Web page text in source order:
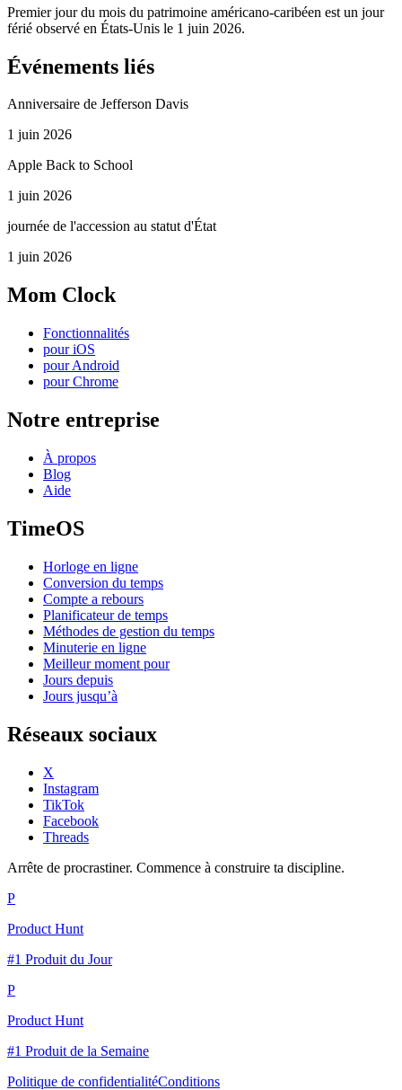
Premier jour du mois du patrimoine américano-caribéen est un jour
férié observé en États-Unis le 1 juin 2026.
Événements liés
Anniversaire de Jefferson Davis
1 juin 2026
Apple Back to School
1 juin 2026
journée de l'accession au statut d'État
1 juin 2026
Mom Clock
Fonctionnalités
pour iOS
pour Android
pour Chrome
Notre entreprise
À propos
Blog
Aide
TimeOS
Horloge en ligne
Conversion du temps
Compte a rebours
Planificateur de temps
Méthodes de gestion du temps
Minuterie en ligne
Meilleur moment pour
Jours depuis
Jours jusqu’à
Réseaux sociaux
X
Instagram
TikTok
Facebook
Threads
Arrête de procrastiner. Commence à construire ta discipline.
P
Product Hunt
#1 Produit du Jour
P
Product Hunt
#1 Produit de la Semaine
Politique de confidentialitéConditions